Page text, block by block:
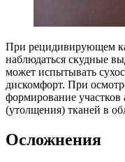
При рецидивирующем
наблюдаться скудные
может испытывать
дискомфорт. При
формирование
(утолщения) тканей в
Осложнения